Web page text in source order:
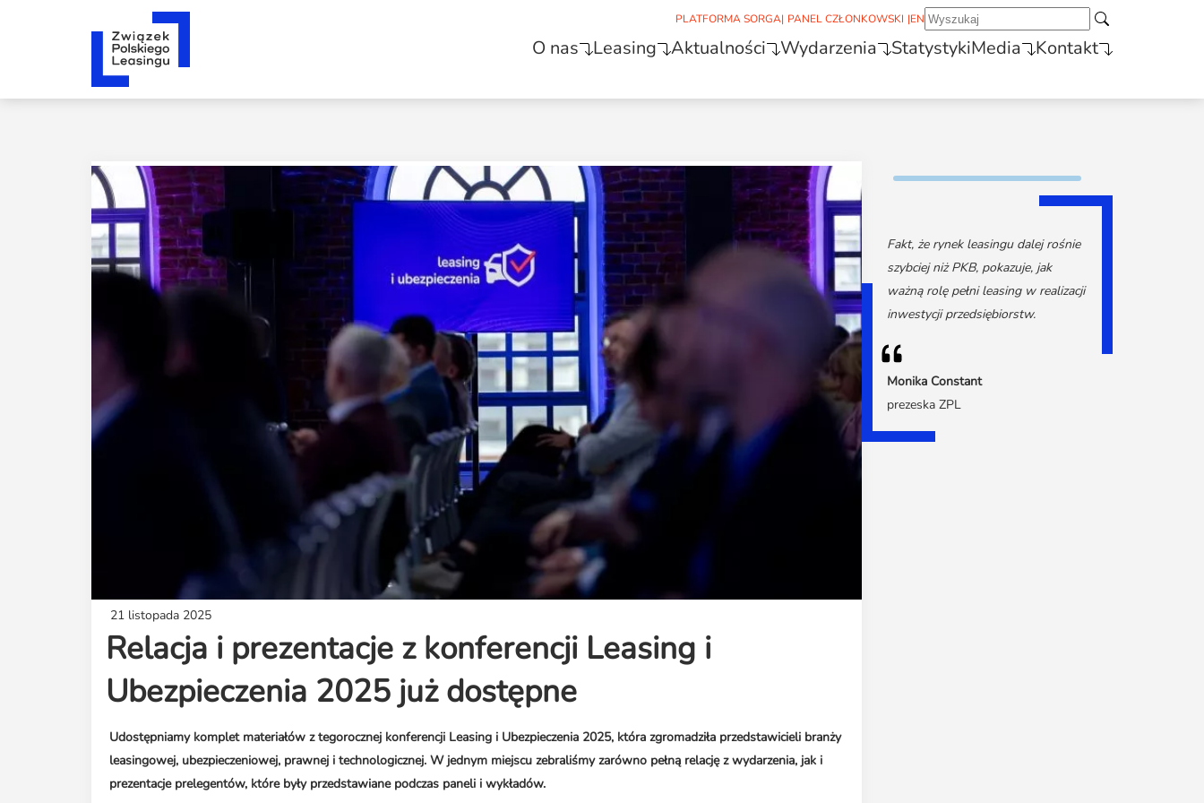
PLATFORMA SORGA| PANEL CZŁONKOWSKI |EN
O nas Leasing Aktualności Wydarzenia StatystykiMedia Kontakt
21 listopada 2025
Relacja i prezentacje z konferencji Leasing i
Ubezpieczenia 2025 już dostępne
Udostępniamy komplet materiałów z tegorocznej konferencji Leasing i Ubezpieczenia 2025, która zgromadziła przedstawicieli branży
leasingowej, ubezpieczeniowej, prawnej i technologicznej. W jednym miejscu zebraliśmy zarówno pełną relację z wydarzenia, jak i
prezentacje prelegentów, które były przedstawiane podczas paneli i wykładów.
Fakt, że rynek leasingu dalej rośnie
szybciej niż PKB, pokazuje, jak
ważną rolę pełni leasing w realizacji
inwestycji przedsiębiorstw.
Monika Constant
prezeska ZPL